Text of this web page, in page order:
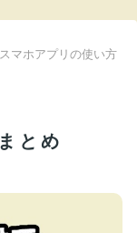
マホアプリの使い方
とめ